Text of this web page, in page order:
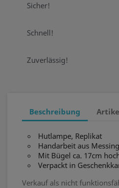
Sicher!
Schnell!
Zuverlässig!
Beschreibung
Hutlampe, Replikat
Handarbeit aus
Mit Bügel ca. 17cm
Verpackt in
Verkauf als nicht